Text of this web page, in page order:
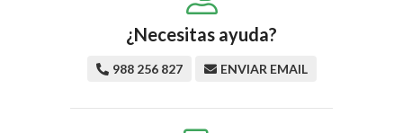
¿Necesitas ayuda?
988 256 827 ENVIAR EMAIL